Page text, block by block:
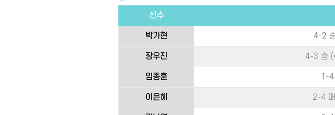
선수
박가현 4-2
장우진 4-3 승
임종훈 1-4
이은혜 2-4